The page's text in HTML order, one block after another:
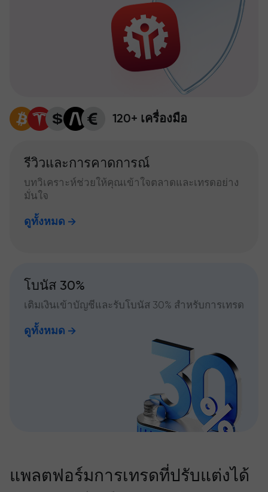
120+ เครื่องมือ
รีวิวและการคาดการณ์
บทวิเคราะห์ช่วยให้คุณเข้าใจตลาดและเทรดอย่าง
มั่นใจ
ดูทั้งหมด
โบนัส 30%
เติมเงินเข้าบัญชีและรับโบนัส 30% สำหรับการเทรด
ดูทั้งหมด
แพลตฟอร์มการเทรดที่ปรับแต่งได้